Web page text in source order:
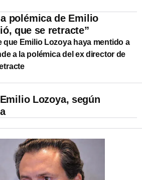
polémica de Emilio
que se retracte”
Emilio Lozoya haya mentido a
a la polémica del ex director de
Lozoya, según